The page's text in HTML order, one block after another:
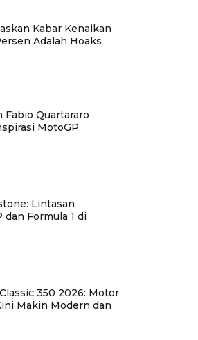
Kabar Kenaikan
Adalah Hoaks
Fabio Quartararo
MotoGP
Lintasan
dan Formula 1 di
350 2026: Motor
Makin Modern dan